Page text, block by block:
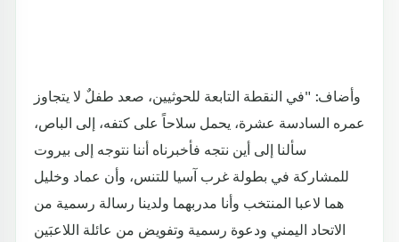
وأضاف: "في النقطة التابعة للحوثيين، صعد طفلٌ لا يتجاوز
عمره السادسة عشرة، يحمل سلاحاً على كتفه، إلى الباص،
سألنا إلى أين نتجه فأخبرناه أننا نتوجه إلى بيروت
للمشاركة في بطولة غرب آسيا للتنس، وأن عماد وخليل
هما لاعبا المنتخب وأنا مدربهما ولدينا رسالة رسمية من
الاتحاد اليمني ودعوة رسمية وتفويض من عائلة اللاعبَين